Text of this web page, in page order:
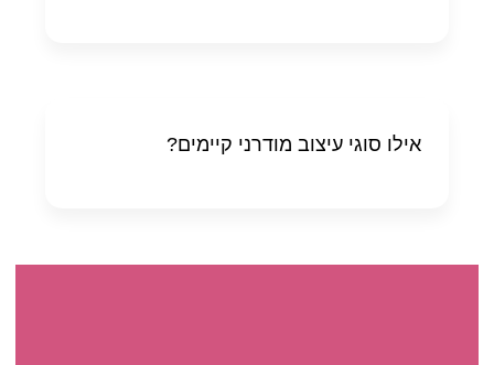
אילו סוגי עיצוב מודרני קיימים?